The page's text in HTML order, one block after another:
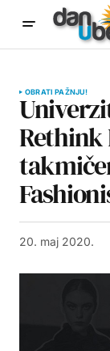
OBRATI PAŽNJU!
Rethink
20. maj 2020.